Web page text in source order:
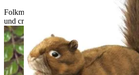
Folkmanis Handpuppe Igel mit braun-
und cremefarbenem Bauch, sitzend in